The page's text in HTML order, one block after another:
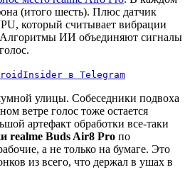
(итого шесть). Плюс датчик
который считывает вибрации
Алгоритмы ИИ объединяют сигналы
в Telegram
улицы. Собеседники подвоха
ветре голос тоже остается
артефакт обработки все-таки
realme Buds Air8 Pro по
а не только на бумаге. Это
из всего, что держал в ушах в